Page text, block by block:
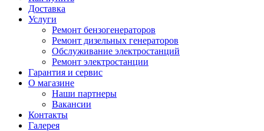
Доставка
Услуги
Ремонт бензогенераторов
Ремонт дизельных генераторов
Обслуживание электростанций
Ремонт электростанции
Гарантия и сервис
О магазине
Наши партнеры
Вакансии
Контакты
Галерея